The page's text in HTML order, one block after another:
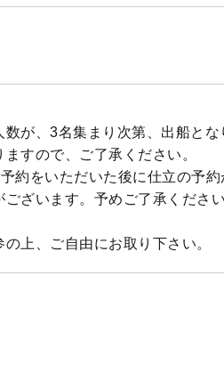
が、3名集まり次第、出船と
すので、ご了承ください。
約をいただいた後に仕立の予
ざいます。予めご了承ください
上、ご自由にお取り下さい。